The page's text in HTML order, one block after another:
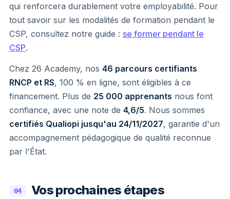
qui renforcera durablement votre employabilité. Pour
tout savoir sur les modalités de formation pendant le
CSP, consultez notre guide : se former pendant le
CSP.
Chez 26 Academy, nos 46 parcours certifiants
RNCP et RS, 100 % en ligne, sont éligibles à ce
financement. Plus de 25 000 apprenants nous font
confiance, avec une note de 4,6/5. Nous sommes
certifiés Qualiopi jusqu'au 24/11/2027, garantie d'un
accompagnement pédagogique de qualité reconnue
par l'État.
04 Vos prochaines étapes